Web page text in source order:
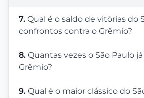
7. Qual é o saldo de vitórias do
confrontos contra o Grêmio?
8. Quantas vezes o São Paulo
Grêmio?
9. Qual é o maior clássico do